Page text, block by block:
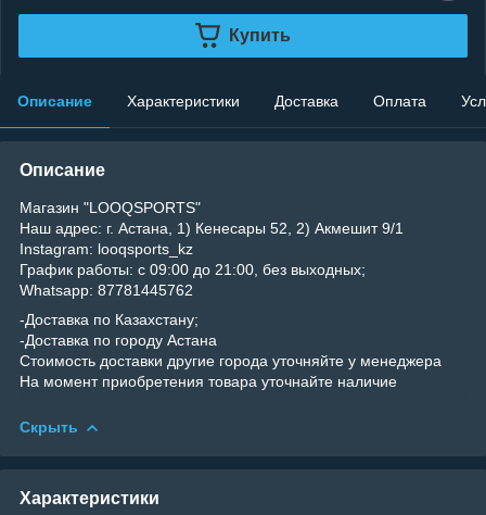
Купить
Описание Характеристики Доставка Оплата
Описание
Магазин "LOOQSPORTS"
Наш адрес: г. Астана, 1) Кенесары 52, 2) Акмешит 9/1
Instagram: looqsports_kz
График работы: с 09:00 до 21:00, без выходных;
Whatsapp: 87781445762
-Доставка по Казахстану;
-Доставка по городу Астана
Стоимость доставки другие города уточняйте у менеджера
На момент приобретения товара уточнайте наличие
Скрыть
Характеристики